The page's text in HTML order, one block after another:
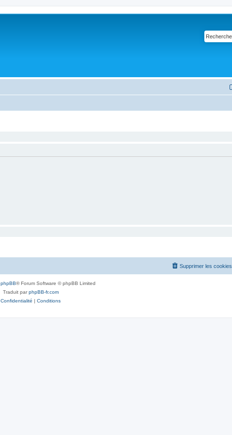
Supprimer les cookies
phpBB® Forum Software © phpBB Limited
Traduit parphpBB-fr.com
Confidentialité | Conditions